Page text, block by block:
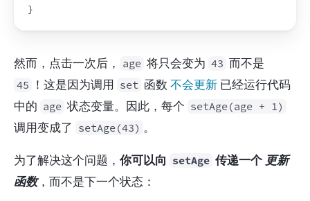
}
然而，点击一次后， age 将只会变为 43
45 ！这是因为调用 set 函数 不会更新 已经运行代码
中的 age 状态变量。因此，每个 setAge(age + 1)
调用变成了 setAge(43) 。
为了解决这个问题， 你可以向 setAge 传递一个 更新
函数，而不是下一个状态：